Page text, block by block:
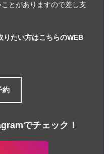
とがありますので差し支
りたい方はこちらのWEB
約
でチェック！